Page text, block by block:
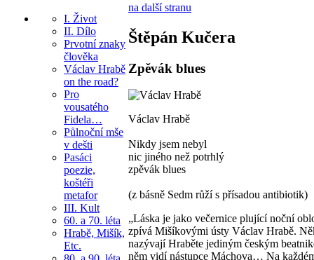
I. Život
II. Dílo
Prvotní znaky
člověka
Václav Hrabě
on the road?
Pro
vousatého
Fidela…
Půlnoční mše
v dešti
Pasáci
poezie,
koštéři
metafor
III. Kult
60. a 70. léta
Hrabě, Mišík,
Etc.
na další stranu
Štěpán Kučera
Zpěvák blues
Václav Hrabě
Nikdy jsem nebyl
nic jiného než potrhlý
zpěvák blues
(z básně Sedm růží s přísadou antibiotik)
„Láska je jako večernice plující noční
zpívá Mišíkovými ústy Václav Hrabě.
nazývají Hraběte jediným českým
něm vidí nástupce Máchova… Na